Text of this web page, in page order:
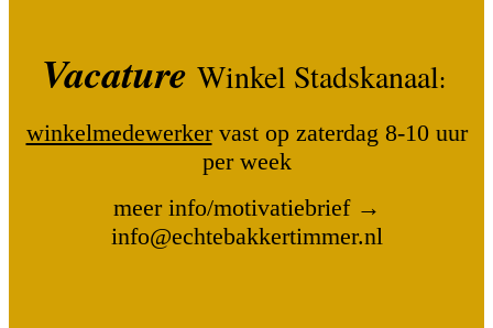
Vacature Winkel Stadskanaal:
winkelmedewerkervast op zaterdag 8-10 uur
per week
meer info/motivatiebrief →
info@echtebakkertimmer.nl